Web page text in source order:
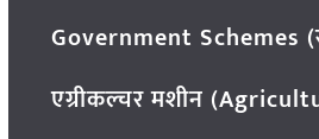
Government Schemes
एग्रीकल्चर मशीन